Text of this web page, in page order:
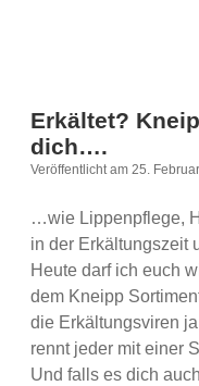
Erkältet?
dich….
Veröffentlicht am 25.
…wie Lippenpflege,
in der Erkältungszeit
Heute darf ich euch
dem Kneipp
die Erkältungsviren
rennt jeder mit einer
Und falls es dich